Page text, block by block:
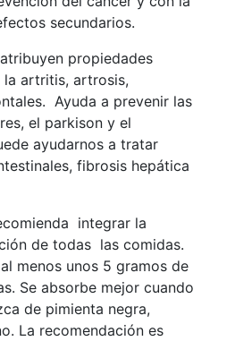
secundarios.
propiedades
artritis, artrosis,
Ayuda a prevenir las
el parkison y el
ayudarnos a tratar
fibrosis hepática
integrar la
de todas las comidas.
menos unos 5 gramos de
Se absorbe mejor cuando
de pimienta negra,
La recomendación es